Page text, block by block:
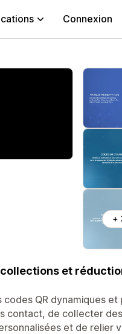
Connexion
+
et
QR dynamiques et
contact, de collecter
et de relier